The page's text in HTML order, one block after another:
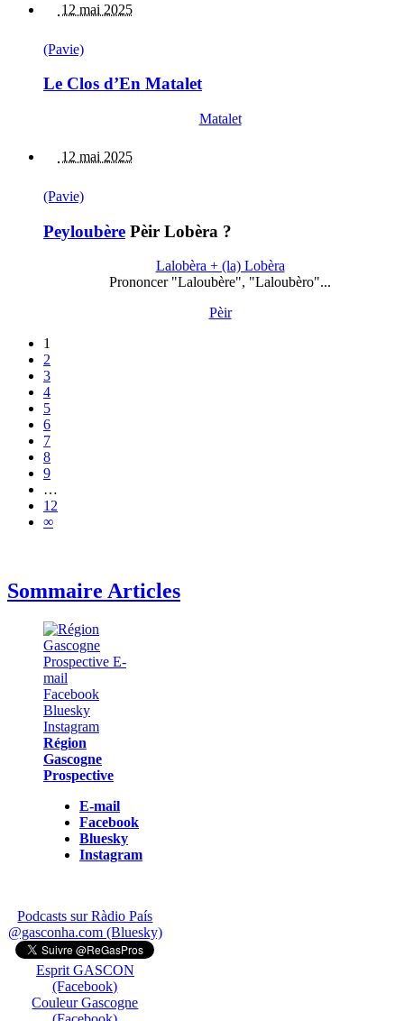
12 mai 2025
(Pavie)
Le Clos d’En Matalet
Matalet
12 mai 2025
(Pavie)
Peyloubère Pèir Lobèra ?
Lalobèra + (la) Lobèra
Prononcer "Laloubère", "Laloubèro"...
Pèir
1
2
3
4
5
6
7
8
9
…
12
∞
Sommaire Articles
Région
Gascogne
Prospective
E-mail
Facebook
Bluesky
Instagram
Podcasts sur Ràdio País
@gasconha.com (Bluesky)
Esprit GASCON
(Facebook)
Couleur Gascogne